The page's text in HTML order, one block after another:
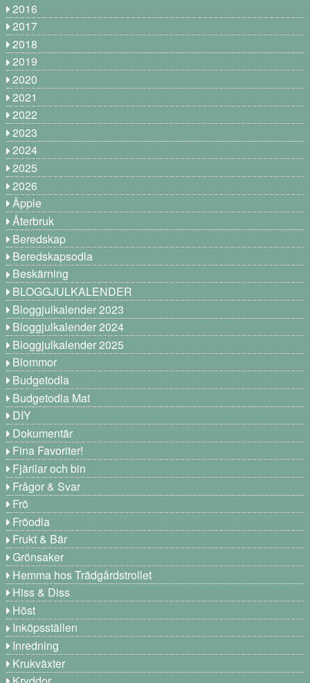
2016
2017
2018
2019
2020
2021
2022
2023
2024
2025
2026
Äpple
Återbruk
Beredskap
Beredskapsodla
Beskärning
BLOGGJULKALENDER
Bloggjulkalender 2023
Bloggjulkalender 2024
Bloggjulkalender 2025
Blommor
Budgetodla
Budgetodla Mat
DIY
Dokumentär
Fina Favoriter!
Fjärilar och bin
Frågor & Svar
Frö
Fröodla
Frukt & Bär
Grönsaker
Hemma hos Trädgårdstrollet
Hiss & Diss
Höst
Inköpsställen
Inredning
Krukväxter